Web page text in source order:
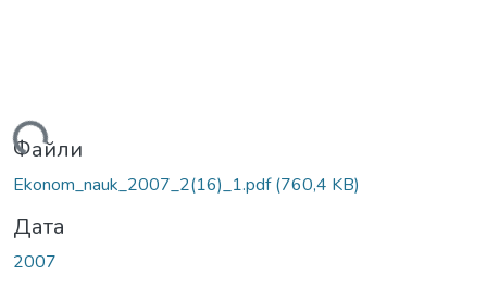
Файли
Ekonom_nauk_2007_2(16)_1.pdf(760,4 KB)
Дата
2007